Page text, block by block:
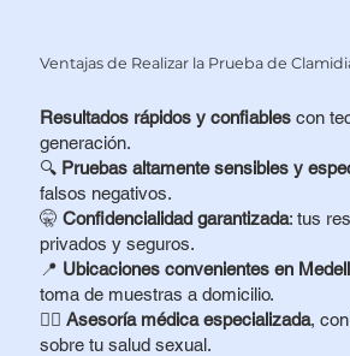
Ventajas de Realizar la Prueba de
Resultados rápidos y confiablescon
generación.
🔍 Pruebas altamente sensibles y
falsos negativos.
🤫 Confidencialidad garantizada: tus
privados y seguros.
📍 Ubicaciones convenientes en
toma de muestras a domicilio.
👩‍⚕️ Asesoría médica especializada,
sobre tu salud sexual.